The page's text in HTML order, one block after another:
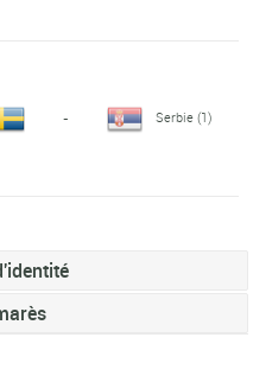
- Serbie(1)